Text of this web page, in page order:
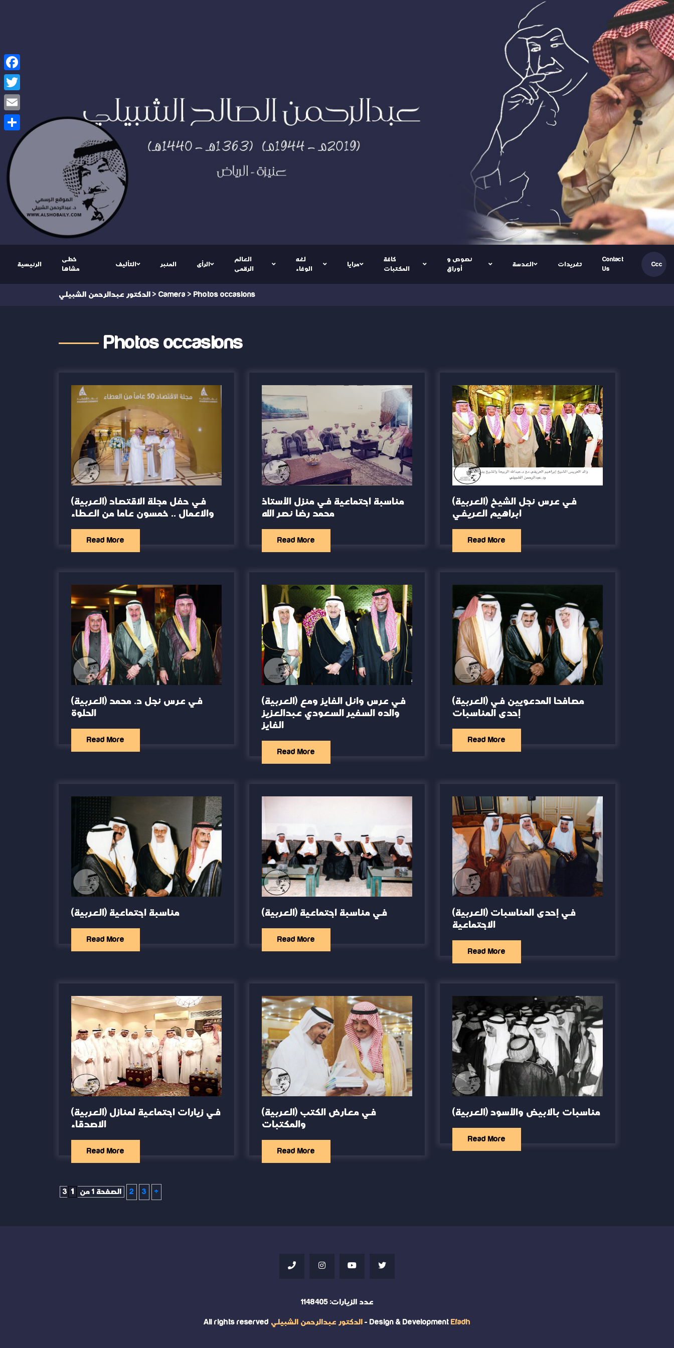
الرئيسية
خطى
مشاها
التأليف المنبر الرأى
العالم
الرقمى
لغه
الوفاء
مرايا
كافة
المكتبات
نصوص و
أوراق
العدسة تغريدات
Contact
Us
Ccc
الدكتور عبدالرحمن الشبيلي > Camera > Photos occasions
Photos occasions
(العربية) في حفل مجلة الاقتصاد
والاعمال .. خمسون عاما من العطاء
Read More
مناسبة اجتماعية في منزل الأستاذ
محمد رضا نصر الله
Read More
(العربية) في عرس نجل الشيخ
ابراهيم العريفي
Read More
(العربية) في عرس نجل د. محمد
الحلوة
Read More
(العربية) في عرس وائل الفايز ومع
والده السفير السعودي عبدالعزيز
الفايز
Read More
(العربية) مصافحا المدعويين في
إحدى المناسبات
Read More
(العربية) مناسبة اجتماعية
Read More
(العربية) في مناسبة اجتماعية
Read More
(العربية) في إحدى المناسبات
الاجتماعية
Read More
(العربية) في زيارات اجتماعية لمنازل
الاصدقاء
Read More
(العربية) في معارض الكتب
والمكتبات
Read More
(العربية) مناسبات بالابيض والأسود
Read More
الصفحة 1 من 3 1 2 3 »
عدد الزيارات:1148405
All rights reserved الدكتور عبدالرحمن الشبيلي - Design & Development Efadh
Facebook
Twitter
Email
Share